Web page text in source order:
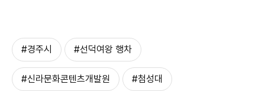
#경주시 #선덕여왕 행차
#신라문화콘텐츠개발원 #첨성대